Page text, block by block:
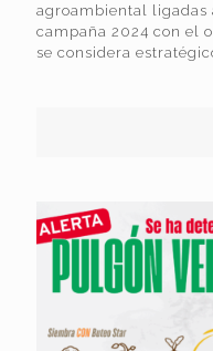
agroambiental ligadas
campaña 2024 con el
se considera